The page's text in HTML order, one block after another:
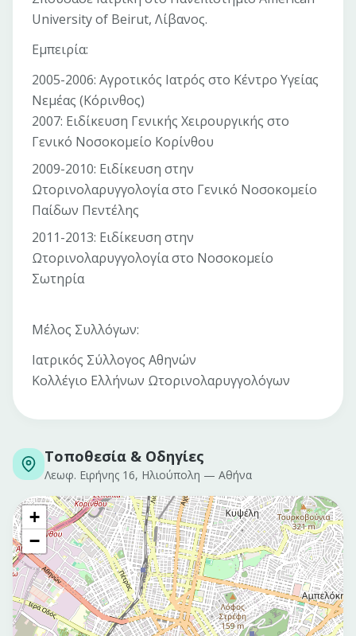
University of Beirut, Λίβανος.
Εμπειρία:
2005-2006: Αγροτικός Ιατρός στο Κέντρο Υγείας
Νεμέας (Κόρινθος)
2007: Ειδίκευση Γενικής Χειρουργικής στο
Γενικό Νοσοκομείο Κορίνθου
2009-2010: Ειδίκευση στην
Ωτορινολαρυγγολογία στο Γενικό Νοσοκομείο
Παίδων Πεντέλης
2011-2013: Ειδίκευση στην
Ωτορινολαρυγγολογία στο Νοσοκομείο
Σωτηρία
Μέλος Συλλόγων:
Ιατρικός Σύλλογος Αθηνών
Κολλέγιο Ελλήνων Ωτορινολαρυγγολόγων
Τοποθεσία & Οδηγίες
Λεωφ. Ειρήνης 16, Ηλιούπολη — Αθήνα
+
−